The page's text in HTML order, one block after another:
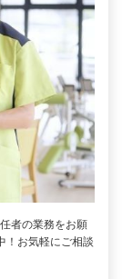
者の業務をお願
！お気軽にご相談